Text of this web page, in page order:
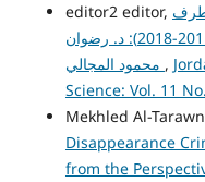
editor2 editor,
والإرهاب (الأردن حالة دراسة: للفترة 2011-2018): د. رضوان
,
Science: Vol. 11
Mekhled Al-
Disappearance
from the